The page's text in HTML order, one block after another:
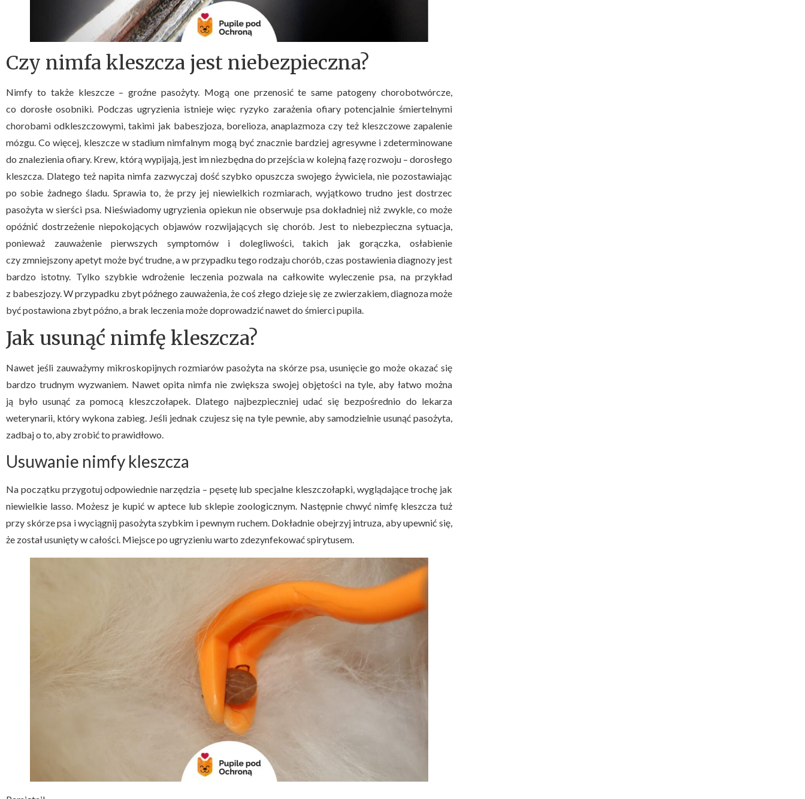
Czy nimfa kleszcza jest niebezpieczna?
Nimfy to także kleszcze – groźne pasożyty. Mogą one przenosić te same patogeny chorobotwórcze,
co dorosłe osobniki. Podczas ugryzienia istnieje więc ryzyko zarażenia ofiary potencjalnie śmiertelnymi
chorobami odkleszczowymi, takimi jak babeszjoza, borelioza, anaplazmoza czy też kleszczowe zapalenie
mózgu. Co więcej, kleszcze w stadium nimfalnym mogą być znacznie bardziej agresywne i zdeterminowane
do znalezienia ofiary. Krew, którą wypijają, jest im niezbędna do przejścia w kolejną fazę rozwoju – dorosłego
kleszcza. Dlatego też napita nimfa zazwyczaj dość szybko opuszcza swojego żywiciela, nie pozostawiając
po sobie żadnego śladu. Sprawia to, że przy jej niewielkich rozmiarach, wyjątkowo trudno jest dostrzec
pasożyta w sierści psa. Nieświadomy ugryzienia opiekun nie obserwuje psa dokładniej niż zwykle, co może
opóźnić dostrzeżenie niepokojących objawów rozwijających się chorób. Jest to niebezpieczna sytuacja,
ponieważ zauważenie pierwszych symptomów i dolegliwości, takich jak gorączka, osłabienie
czy zmniejszony apetyt może być trudne, a w przypadku tego rodzaju chorób, czas postawienia diagnozy jest
bardzo istotny. Tylko szybkie wdrożenie leczenia pozwala na całkowite wyleczenie psa, na przykład
z babeszjozy. W przypadku zbyt późnego zauważenia, że coś złego dzieje się ze zwierzakiem, diagnoza może
być postawiona zbyt późno, a brak leczenia może doprowadzić nawet do śmierci pupila.
Jak usunąć nimfę kleszcza?
Nawet jeśli zauważymy mikroskopijnych rozmiarów pasożyta na skórze psa, usunięcie go może okazać się
bardzo trudnym wyzwaniem. Nawet opita nimfa nie zwiększa swojej objętości na tyle, aby łatwo można
ją było usunąć za pomocą kleszczołapek. Dlatego najbezpieczniej udać się bezpośrednio do lekarza
weterynarii, który wykona zabieg. Jeśli jednak czujesz się na tyle pewnie, aby samodzielnie usunąć pasożyta,
zadbaj o to, aby zrobić to prawidłowo.
Usuwanie nimfy kleszcza
Na początku przygotuj odpowiednie narzędzia – pęsetę lub specjalne kleszczołapki, wyglądające trochę jak
niewielkie lasso. Możesz je kupić w aptece lub sklepie zoologicznym. Następnie chwyć nimfę kleszcza tuż
przy skórze psa i wyciągnij pasożyta szybkim i pewnym ruchem. Dokładnie obejrzyj intruza, aby upewnić się,
że został usunięty w całości. Miejsce po ugryzieniu warto zdezynfekować spirytusem.